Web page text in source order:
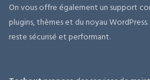
On vous offre également un support
plugins, thèmes et du noyau
reste sécurisé et performant.